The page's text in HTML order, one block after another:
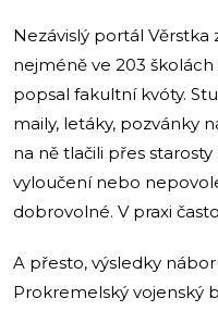
Nezávislý portál
nejméně ve 203
popsal fakultní kvóty.
maily, letáky, pozvánky
na ně tlačili přes
vyloučení nebo
dobrovolné. V praxi
A přesto, výsledky
Prokremelský vojenský